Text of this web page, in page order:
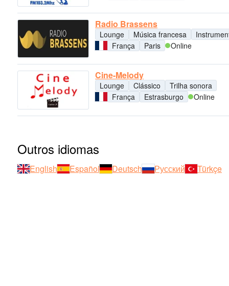
Radio Brassens
Lounge Música francesa
França
Paris Online
Cine-Melody
Lounge Clássico
Trilha sonora
França
Estrasburgo Online
Outros idiomas
English Español Deutsch Русский Türkçe